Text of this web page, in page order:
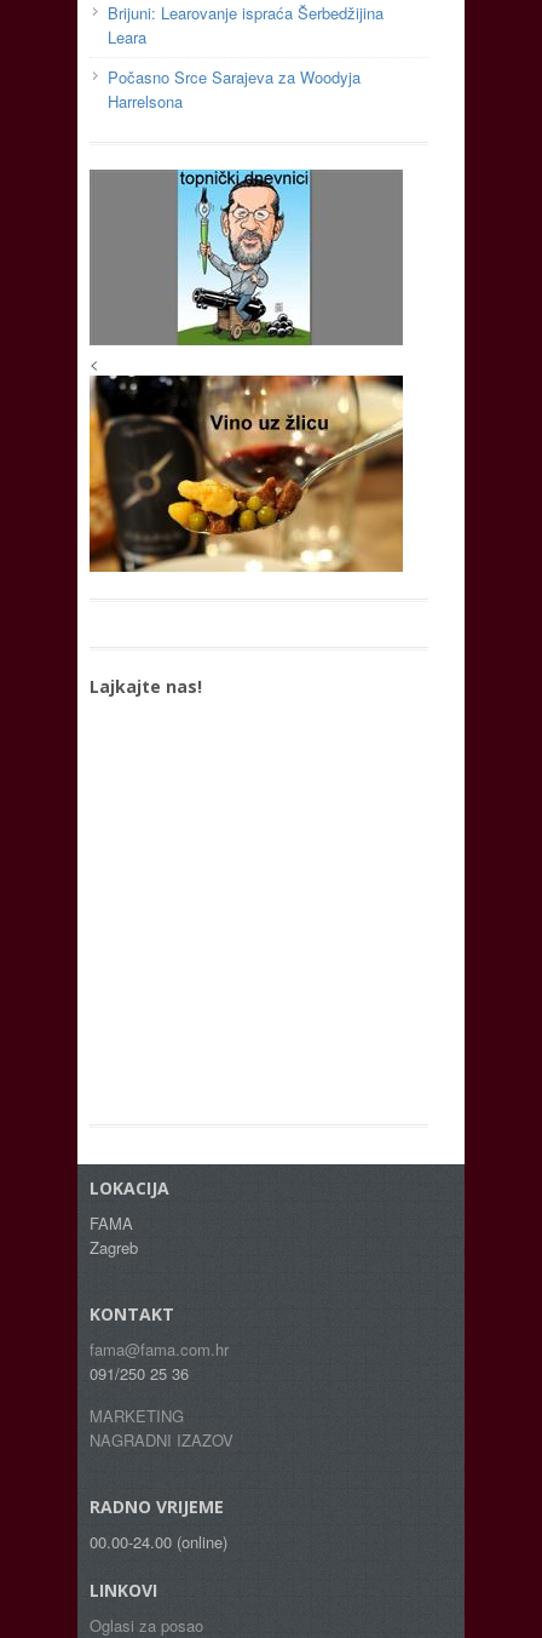
Brijuni: Learovanje ispraća Šerbedžijina
Leara
Počasno Srce Sarajeva za Woodyja
Harrelsona
<
Lajkajte nas!
LOKACIJA
FAMA
Zagreb
KONTAKT
fama@fama.com.hr
091/250 25 36
MARKETING
NAGRADNI IZAZOV
RADNO VRIJEME
00.00-24.00 (online)
LINKOVI
Oglasi za posao